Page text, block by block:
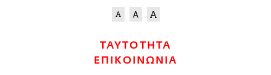
ΤΑΥΤΟΤΗΤΑ
ΕΠΙΚΟΙΝΩΝΙΑ